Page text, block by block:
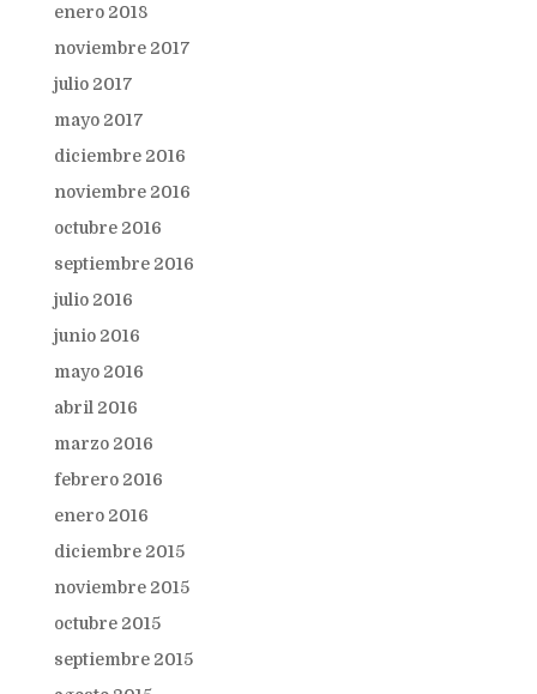
enero 2018
noviembre 2017
julio 2017
mayo 2017
diciembre 2016
noviembre 2016
octubre 2016
septiembre 2016
julio 2016
junio 2016
mayo 2016
abril 2016
marzo 2016
febrero 2016
enero 2016
diciembre 2015
noviembre 2015
octubre 2015
septiembre 2015